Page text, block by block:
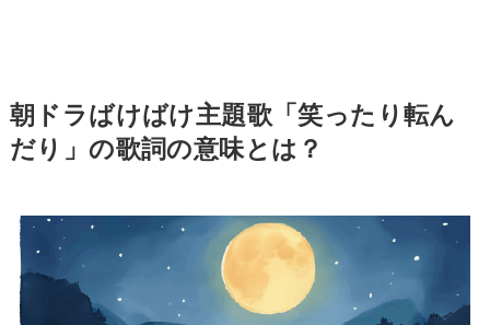
朝ドラばけばけ主題歌「笑ったり転ん
だり」の歌詞の意味とは？